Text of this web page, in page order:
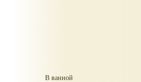
В ванной